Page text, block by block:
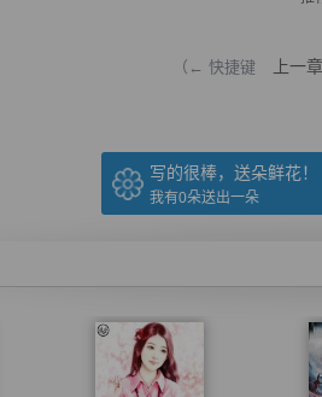
（← 快捷键 上一章
写的很棒，送朵鲜花！
我有0朵送出一朵